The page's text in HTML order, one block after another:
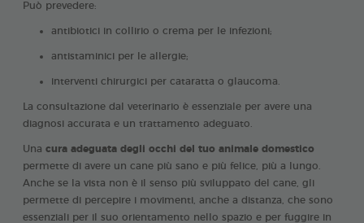
Può prevedere:
antibiotici in collirio o crema per le infezioni;
antistaminici per le allergie;
interventi chirurgici per cataratta o glaucoma.
La consultazione dal veterinario è essenziale per avere una
diagnosi accurata e un trattamento adeguato.
Una cura adeguata degli occhi del tuo animale domestico
permette di avere un cane più sano e più felice, più a lungo.
Anche se la vista non è il senso più sviluppato del cane, gli
permette di percepire i movimenti, anche a distanza, che sono
essenziali per il suo orientamento nello spazio e per fuggire in